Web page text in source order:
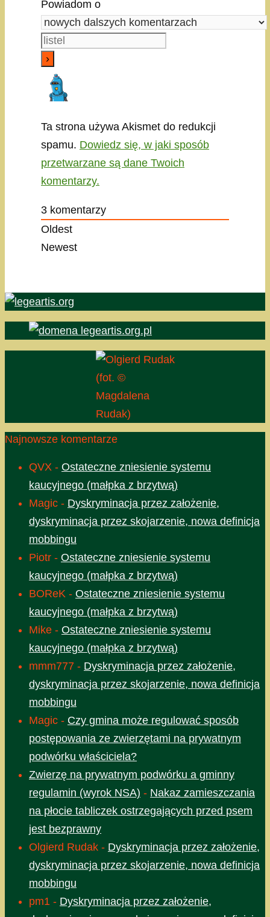
Powiadom o
Ta strona używa Akismet do redukcji
spamu. Dowiedz się, w jaki sposób
przetwarzane są dane Twoich
komentarzy.
3 komentarzy
Oldest
Newest
(fot. ©
Magdalena
Rudak)
Najnowsze komentarze
QVX - Ostateczne zniesienie systemu
kaucyjnego (małpka z brzytwą)
Magic - Dyskryminacja przez założenie,
dyskryminacja przez skojarzenie, nowa definicja
mobbingu
Piotr - Ostateczne zniesienie systemu
kaucyjnego (małpka z brzytwą)
BOReK - Ostateczne zniesienie systemu
kaucyjnego (małpka z brzytwą)
Mike - Ostateczne zniesienie systemu
kaucyjnego (małpka z brzytwą)
mmm777 - Dyskryminacja przez założenie,
dyskryminacja przez skojarzenie, nowa definicja
mobbingu
Magic - Czy gmina może regulować sposób
postępowania ze zwierzętami na prywatnym
podwórku właściciela?
Zwierzę na prywatnym podwórku a gminny
regulamin (wyrok NSA) - Nakaz zamieszczania
na płocie tabliczek ostrzegających przed psem
jest bezprawny
Olgierd Rudak - Dyskryminacja przez założenie,
dyskryminacja przez skojarzenie, nowa definicja
mobbingu
pm1 - Dyskryminacja przez założenie,